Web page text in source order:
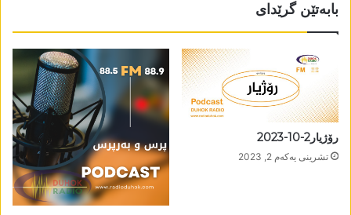
بابەتێن گرێدای
رۆژیار2-10-2023
تشرینی یه‌كه‌م 2, 2023